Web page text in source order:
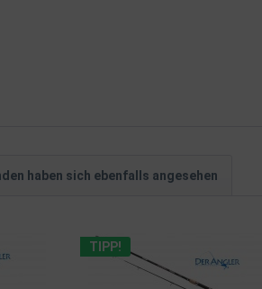
haben sich ebenfalls angesehen
TIPP!